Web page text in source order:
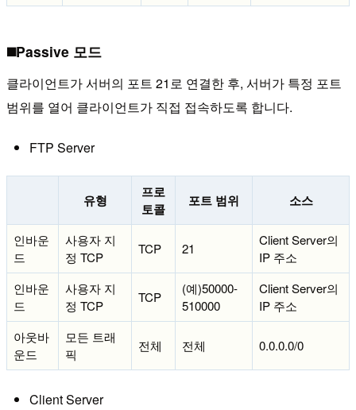
◼️Passive 모드
클라이언트가 서버의 포트 21로 연결한 후, 서버가 특정 포트
범위를 열어 클라이언트가 직접 접속하도록 합니다.
FTP Server
유형
프로
토콜
포트 범위 소스
인바운
드
사용자 지
정 TCP
TCP 21
Client Server의
IP 주소
인바운
드
사용자 지
정 TCP
TCP
(예)50000-
510000
Client Server의
IP 주소
아웃바
운드
모든 트래
픽
전체 전체 0.0.0.0/0
Client Server